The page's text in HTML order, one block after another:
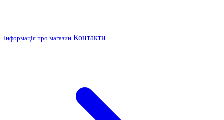
Інформація про магазин Контакти